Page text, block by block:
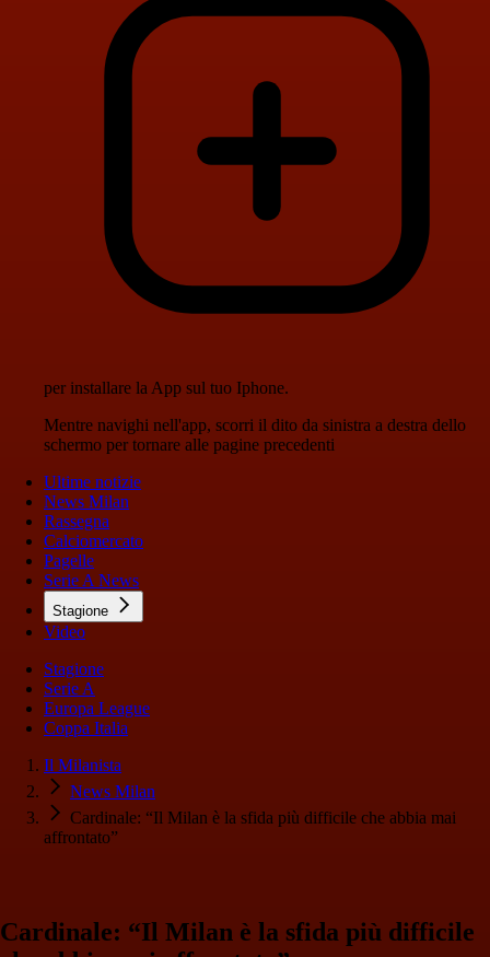
per installare la App sul tuo Iphone.
Mentre navighi nell'app, scorri il dito da sinistra a destra dello
schermo per tornare alle pagine precedenti
Ultime notizie
News Milan
Rassegna
Calciomercato
Pagelle
Serie A News
Stagione
Video
Stagione
Serie A
Europa League
Coppa Italia
Il Milanista
News Milan
Cardinale: “Il Milan è la sfida più difficile che abbia mai
affrontato”
Cardinale: “Il Milan è la sfida più difficile